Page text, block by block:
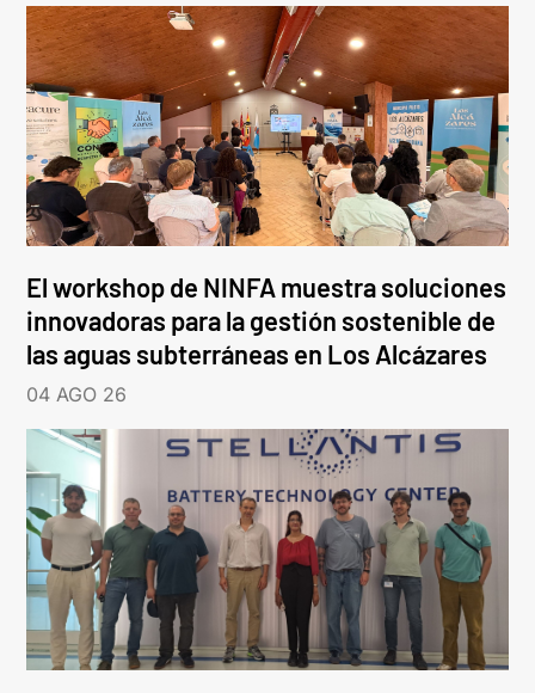
El workshop de NINFA muestra soluciones
innovadoras para la gestión sostenible de
las aguas subterráneas en Los Alcázares
04 AGO 26